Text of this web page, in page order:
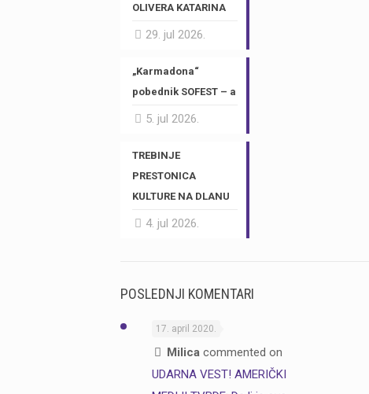
OLIVERA KATARINA
29. jul 2026.
„Karmadona“
pobednik SOFEST – a
5. jul 2026.
TREBINJE
PRESTONICA
KULTURE NA DLANU
4. jul 2026.
POSLEDNJI KOMENTARI
17. april 2020.
Milicacommented on
UDARNA VEST! AMERIČKI